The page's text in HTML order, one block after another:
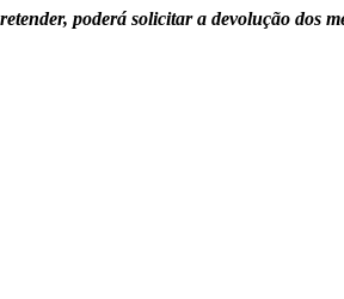
poderá solicitar a devolução dos